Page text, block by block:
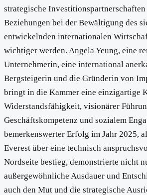
strategische
Beziehungen bei der Bewältigung des
entwickelnden internationalen
wichtiger werden. Angela Yeung, eine
Unternehmerin, eine international
Bergsteigerin und die Gründerin von
bringt in die Kammer eine einzigartige
Widerstandsfähigkeit, visionärer
Geschäftskompetenz und sozialem
bemerkenswerter Erfolg im Jahr 2025,
Everest über eine technisch
Nordseite bestieg, demonstrierte nicht
außergewöhnliche Ausdauer und
auch den Mut und die strategische